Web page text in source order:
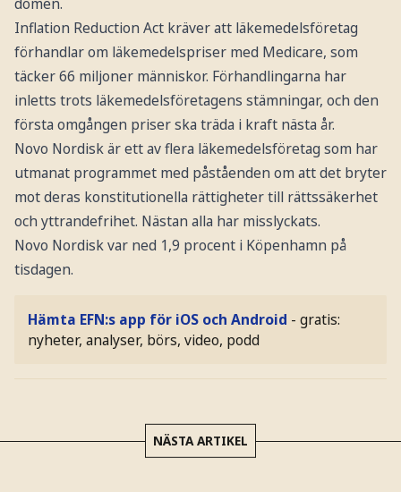
Inflation Reduction Act kräver att läkemedelsföretag
förhandlar om läkemedelspriser med Medicare, som
täcker 66 miljoner människor. Förhandlingarna har
inletts trots läkemedelsföretagens stämningar, och den
första omgången priser ska träda i kraft nästa år.
Novo Nordisk är ett av flera läkemedelsföretag som har
utmanat programmet med påståenden om att det bryter
mot deras konstitutionella rättigheter till rättssäkerhet
och yttrandefrihet. Nästan alla har misslyckats.
Novo Nordisk var ned 1,9 procent i Köpenhamn på
tisdagen.
Hämta EFN:s app för iOS och Android - gratis:
nyheter, analyser, börs, video, podd
NÄSTA ARTIKEL